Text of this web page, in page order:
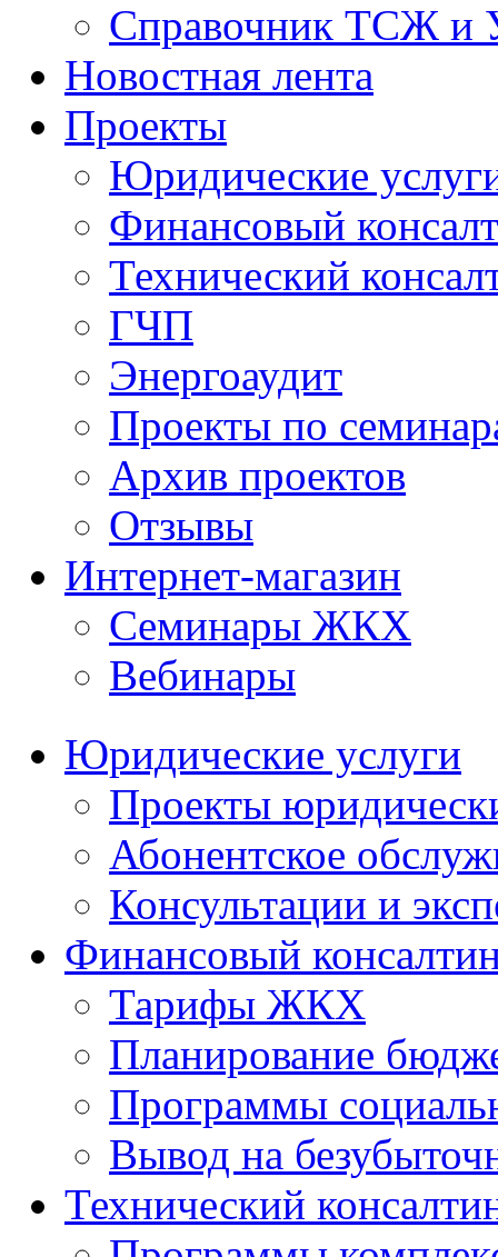
Справочник ТСЖ и
Новостная лента
Проекты
Юридические
Финансовый
Технический
ГЧП
Энергоаудит
Проекты по
Архив проектов
Отзывы
Интернет-магазин
Семинары ЖКХ
Вебинары
Юридические услуги
Проекты
Абонентское
Консультации и
Финансовый
Тарифы ЖКХ
Планирование
Программы
Вывод на
Технический